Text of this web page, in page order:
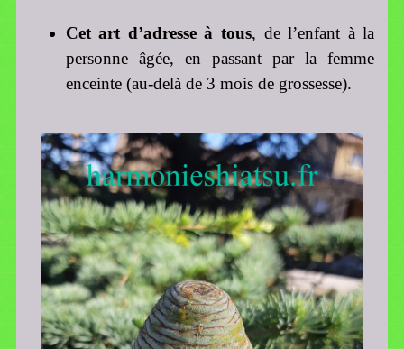
Cet art d’adresse à tous, de l’enfant à la
personne âgée, en passant par la femme
enceinte (au-delà de 3 mois de grossesse).